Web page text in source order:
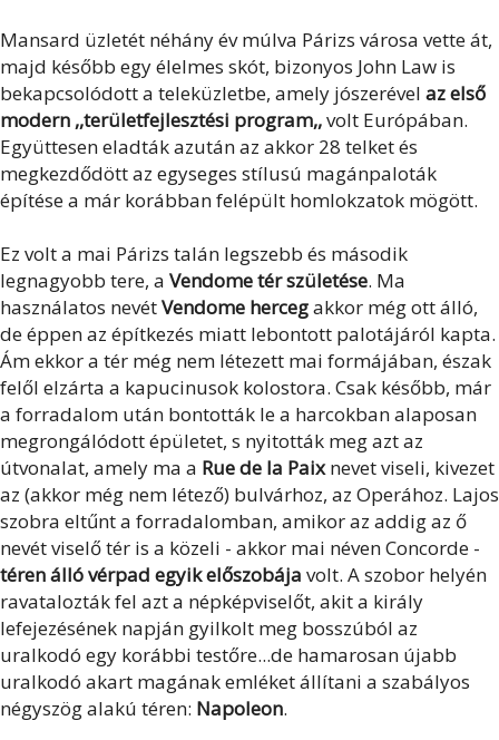
Mansard üzletét néhány év múlva Párizs városa vette át,
majd később egy élelmes skót, bizonyos John Law is
bekapcsolódott a teleküzletbe, amely jószerével az első
modern ,,területfejlesztési program,,volt Európában.
Együttesen eladták azután az akkor 28 telket és
megkezdődött az egyseges stílusú magánpaloták
építése a már korábban felépült homlokzatok mögött.
Ez volt a mai Párizs talán legszebb és második
legnagyobb tere, a Vendome tér születése. Ma
használatos nevétVendome hercegakkor még ott álló,
de éppen az építkezés miatt lebontott palotájáról kapta.
Ám ekkor a tér még nem létezett mai formájában, észak
felől elzárta a kapucinusok kolostora. Csak később, már
a forradalom után bontották le a harcokban alaposan
megrongálódott épületet, s nyitották meg azt az
útvonalat, amely ma a Rue de la Paixnevet viseli, kivezet
az (akkor még nem létező) bulvárhoz, az Operához. Lajos
szobra eltűnt a forradalomban, amikor az addig az ő
nevét viselő tér is a közeli - akkor mai néven Concorde -
téren álló vérpad egyik előszobája volt. A szobor helyén
ravatalozták fel azt a népképviselőt, akit a király
lefejezésének napján gyilkolt meg bosszúból az
uralkodó egy korábbi testőre...de hamarosan újabb
uralkodó akart magának emléket állítani a szabályos
négyszög alakú téren: Napoleon.